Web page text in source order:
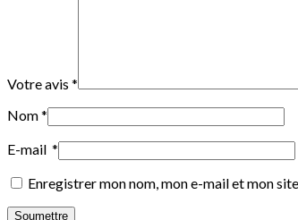
Votre avis *
Nom*
E-mail *
Enregistrer mon nom, mon e-mail et mon